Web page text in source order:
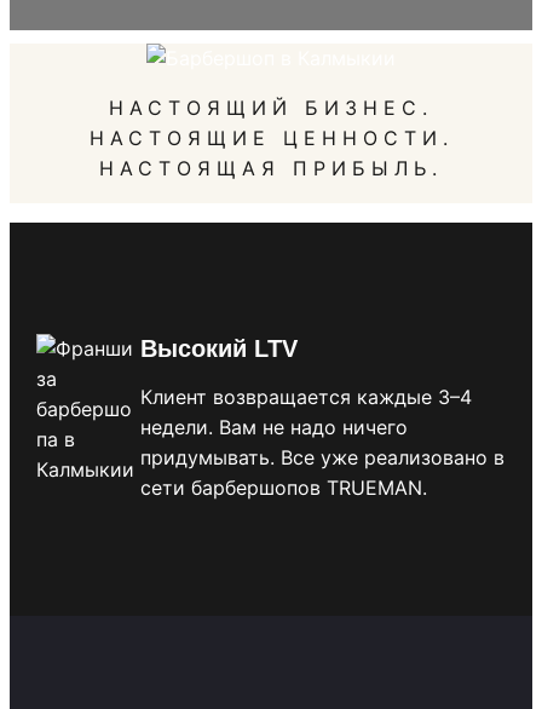
НАСТОЯЩИЙ БИЗНЕС.
НАСТОЯЩИЕ ЦЕННОСТИ.
НАСТОЯЩАЯ ПРИБЫЛЬ.
Высокий LTV
Клиент возвращается каждые 3–4
недели. Вам не надо ничего
придумывать. Все уже реализовано в
сети барбершопов TRUEMAN.